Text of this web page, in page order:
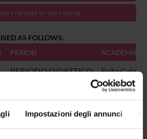
Impostazioni degli annunci
related to the course
AS FOLLOWS:
PERIOD ACADEMIC
PERIODO DIDATTICO Evita